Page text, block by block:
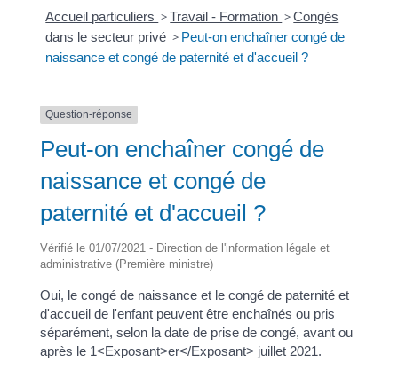
Accueil particuliers >Travail - Formation >Congés
dans le secteur privé > Peut-on enchaîner congé de
naissance et congé de paternité et d'accueil ?
Question-réponse
Peut-on enchaîner congé de
naissance et congé de
paternité et d'accueil ?
Vérifié le 01/07/2021 - Direction de l'information légale et
administrative (Première ministre)
Oui, le congé de naissance et le congé de paternité et
d'accueil de l'enfant peuvent être enchaînés ou pris
séparément, selon la date de prise de congé, avant ou
après le 1<Exposant>er</Exposant> juillet 2021.